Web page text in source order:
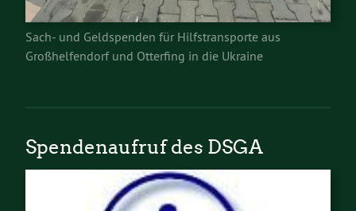
Sach- und Geldspenden für Hilfstransporte aus
Großhelfendorf und Otterfing in die Ukraine
Spendenaufruf des DSGA